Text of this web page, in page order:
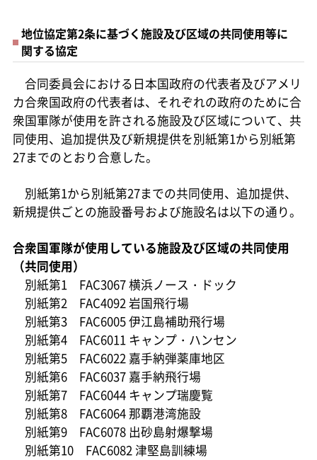
地位協定第2条に基づく施設及び区域の共同使用等に
関する協定
合同委員会における日本国政府の代表者及びアメリ
カ合衆国政府の代表者は、それぞれの政府のために合
衆国軍隊が使用を許される施設及び区域について、共
同使用、追加提供及び新規提供を別紙第1から別紙第
27までのとおり合意した。
別紙第1から別紙第27までの共同使用、追加提供、
新規提供ごとの施設番号および施設名は以下の通り。
合衆国軍隊が使用している施設及び区域の共同使用
（共同使用）
別紙第1 FAC3067 横浜ノース・ドック
別紙第2 FAC4092 岩国飛行場
別紙第3 FAC6005 伊江島補助飛行場
別紙第4 FAC6011 キャンプ・ハンセン
別紙第5 FAC6022 嘉手納弾薬庫地区
別紙第6 FAC6037 嘉手納飛行場
別紙第7 FAC6044 キャンプ瑞慶覧
別紙第8 FAC6064 那覇港湾施設
別紙第9 FAC6078 出砂島射爆撃場
別紙第10 FAC6082 津堅島訓練場